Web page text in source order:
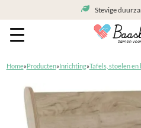
Stevige
Home»Producten»Inrichting»Tafels, stoelen en